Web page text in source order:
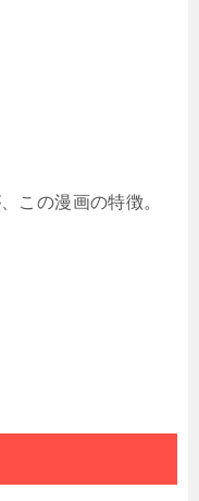
この漫画の特徴。